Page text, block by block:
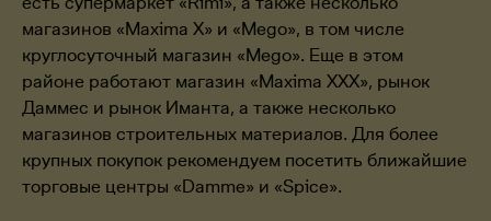
магазинов «Maxima X» и «Mego», в том числе
круглосуточный магазин «Mego». Еще в этом
районе работают магазин «Maxima XXX», рынок
Даммес и рынок Иманта, а также несколько
магазинов строительных материалов. Для более
крупных покупок рекомендуем посетить ближайшие
торговые центры «Damme» и «Spice».